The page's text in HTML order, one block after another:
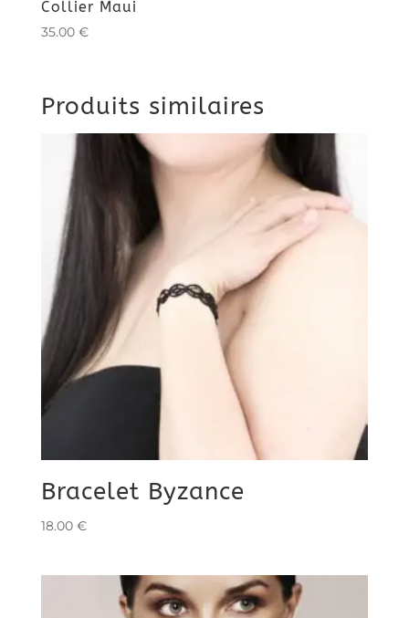
Collier Maui
35.00 €
Produits similaires
Bracelet Byzance
18.00 €